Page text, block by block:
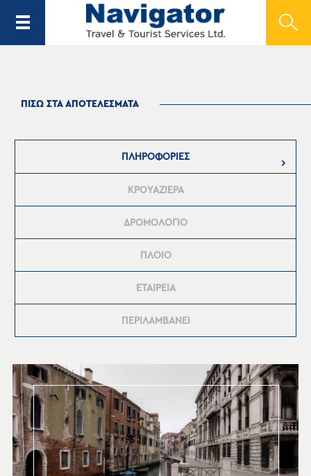
ΠΙΣΩ ΣΤΑ ΑΠΟΤΕΛΕΣΜΑΤΑ
ΠΛΗΡΟΦΟΡΙΕΣ
ΚΡΟΥΑΖΙΕΡΑ
ΔΡΟΜΟΛΟΓΙΟ
ΠΛΟΙΟ
ΕΤΑΙΡΕΙΑ
ΠΕΡΙΛΑΜΒΑΝΕΙ